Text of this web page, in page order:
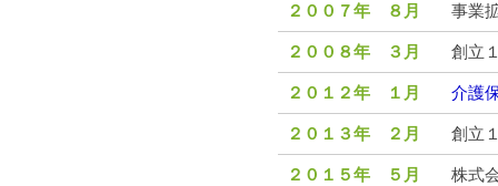
２００７年 ８月 事業
２００８年 ３月 創立
２０１２年 １月 介護
２０１３年 ２月 創立
２０１５年 ５月 株式